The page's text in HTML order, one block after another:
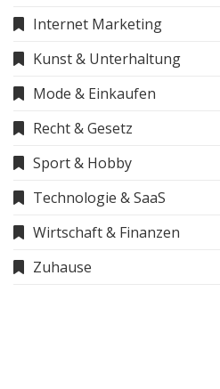
Internet Marketing
Kunst & Unterhaltung
Mode & Einkaufen
Recht & Gesetz
Sport & Hobby
Technologie & SaaS
Wirtschaft & Finanzen
Zuhause